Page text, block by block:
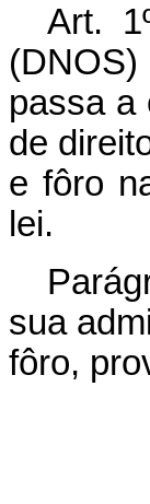
Art.
passa a
de
e fôro
lei.
sua
fôro,